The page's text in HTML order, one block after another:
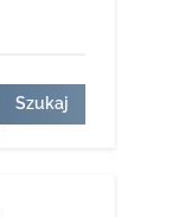
Szukaj